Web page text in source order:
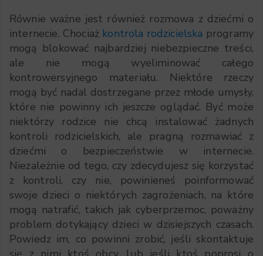
Równie ważne jest również rozmowa z dziećmi o
internecie. Chociaż kontrola rodzicielska programy
mogą blokować najbardziej niebezpieczne treści,
ale nie mogą wyeliminować całego
kontrowersyjnego materiału. Niektóre rzeczy
mogą być nadal dostrzegane przez młode umysły,
które nie powinny ich jeszcze oglądać. Być może
niektórzy rodzice nie chcą instalować żadnych
kontroli rodzicielskich, ale pragną rozmawiać z
dziećmi o bezpieczeństwie w internecie.
Niezależnie od tego, czy zdecydujesz się korzystać
z kontroli, czy nie, powinieneś poinformować
swoje dzieci o niektórych zagrożeniach, na które
mogą natrafić, takich jak cyberprzemoc, poważny
problem dotykający dzieci w dzisiejszych czasach.
Powiedz im, co powinni zrobić, jeśli skontaktuje